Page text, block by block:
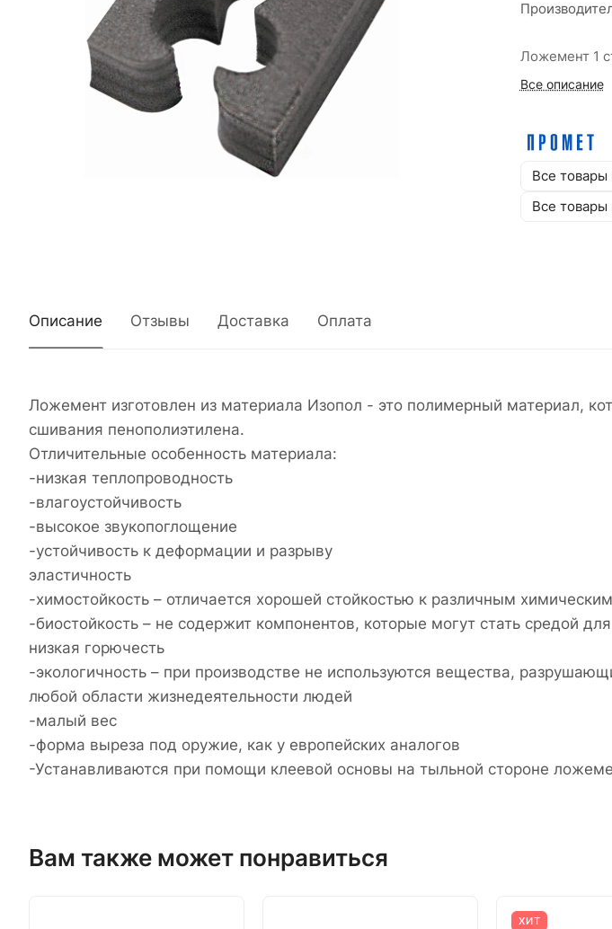
Ложемент 1
Все описание
Все
Все товары
Описание Отзывы Доставка Оплата
Ложемент изготовлен из материала Изопол - это полимерный материал,
сшивания пенополиэтилена.
Отличительные особенность материала:
-низкая теплопроводность
-влагоустойчивость
-высокое звукопоглощение
-устойчивость к деформации и разрыву
эластичность
-химостойкость – отличается хорошей стойкостью к различным
-биостойкость – не содержит компонентов, которые могут стать средой
низкая горючесть
-экологичность – при производстве не используются вещества,
любой области жизнедеятельности людей
-малый вес
-форма выреза под оружие, как у европейских аналогов
-Устанавливаются при помощи клеевой основы на тыльной стороне
Вам также может понравиться
ХИТ